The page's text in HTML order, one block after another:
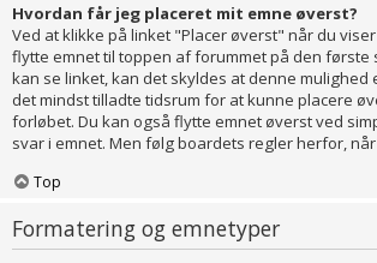
Hvordan får jeg placeret mit emne øverst?
Ved at klikke på linket "Placer øverst" når du
flytte emnet til toppen af forummet på den første
kan se linket, kan det skyldes at denne mulighed
det mindst tilladte tidsrum for at kunne placere
forløbet. Du kan også flytte emnet øverst ved
svar i emnet. Men følg boardets regler herfor,
Top
Formatering og emnetyper